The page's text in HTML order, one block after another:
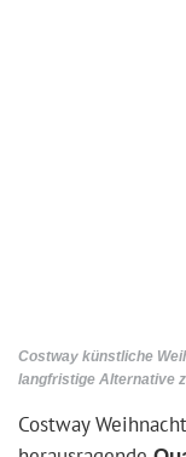
Costway künstliche
langfristige Alternative
Costway